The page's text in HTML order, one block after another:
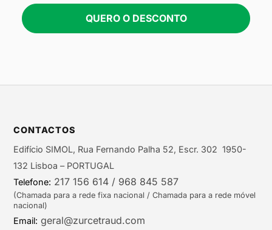
QUERO O DESCONTO
CONTACTOS
Edifício SIMOL, Rua Fernando Palha 52, Escr. 302 1950-
132 Lisboa – PORTUGAL
Telefone: 217 156 614 / 968 845 587
(Chamada para a rede fixa nacional / Chamada para a rede móvel
nacional)
Email: geral@zurcetraud.com